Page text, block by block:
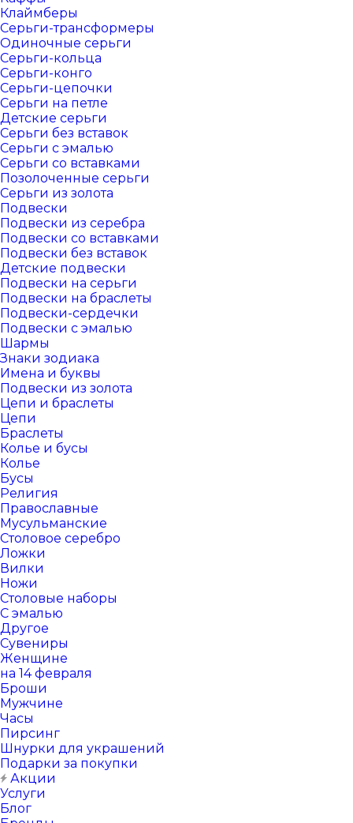
Клаймберы
Серьги-трансформеры
Одиночные серьги
Серьги-кольца
Серьги-конго
Серьги-цепочки
Серьги на петле
Детские серьги
Серьги без вставок
Серьги с эмалью
Серьги со вставками
Позолоченные серьги
Серьги из золота
Подвески
Подвески из серебра
Подвески со вставками
Подвески без вставок
Детские подвески
Подвески на серьги
Подвески на браслеты
Подвески-сердечки
Подвески с эмалью
Шармы
Знаки зодиака
Имена и буквы
Подвески из золота
Цепи и браслеты
Цепи
Браслеты
Колье и бусы
Колье
Бусы
Религия
Православные
Мусульманские
Столовое серебро
Ложки
Вилки
Ножи
Столовые наборы
С эмалью
Другое
Сувениры
Женщине
на 14 февраля
Броши
Мужчине
Часы
Пирсинг
Шнурки для украшений
Подарки за покупки
Акции
Услуги
Блог